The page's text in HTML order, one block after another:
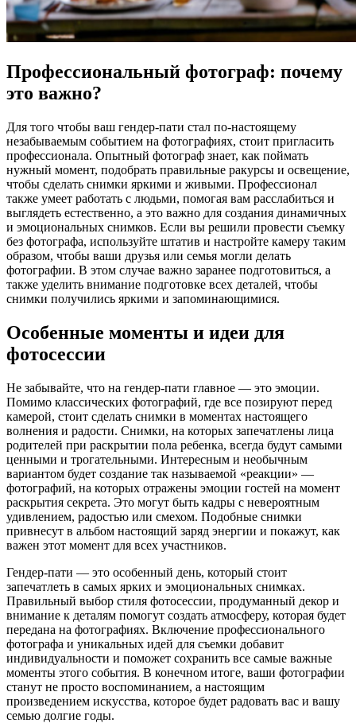
Профессиональный фотограф: почему
это важно?
Для того чтобы ваш гендер-пати стал по-настоящему
незабываемым событием на фотографиях, стоит пригласить
профессионала. Опытный фотограф знает, как поймать
нужный момент, подобрать правильные ракурсы и освещение,
чтобы сделать снимки яркими и живыми. Профессионал
также умеет работать с людьми, помогая вам расслабиться и
выглядеть естественно, а это важно для создания динамичных
и эмоциональных снимков. Если вы решили провести съемку
без фотографа, используйте штатив и настройте камеру таким
образом, чтобы ваши друзья или семья могли делать
фотографии. В этом случае важно заранее подготовиться, а
также уделить внимание подготовке всех деталей, чтобы
снимки получились яркими и запоминающимися.
Особенные моменты и идеи для
фотосессии
Не забывайте, что на гендер-пати главное — это эмоции.
Помимо классических фотографий, где все позируют перед
камерой, стоит сделать снимки в моментах настоящего
волнения и радости. Снимки, на которых запечатлены лица
родителей при раскрытии пола ребенка, всегда будут самыми
ценными и трогательными. Интересным и необычным
вариантом будет создание так называемой «реакции» —
фотографий, на которых отражены эмоции гостей на момент
раскрытия секрета. Это могут быть кадры с невероятным
удивлением, радостью или смехом. Подобные снимки
привнесут в альбом настоящий заряд энергии и покажут, как
важен этот момент для всех участников.
Гендер-пати — это особенный день, который стоит
запечатлеть в самых ярких и эмоциональных снимках.
Правильный выбор стиля фотосессии, продуманный декор и
внимание к деталям помогут создать атмосферу, которая будет
передана на фотографиях. Включение профессионального
фотографа и уникальных идей для съемки добавит
индивидуальности и поможет сохранить все самые важные
моменты этого события. В конечном итоге, ваши фотографии
станут не просто воспоминанием, а настоящим
произведением искусства, которое будет радовать вас и вашу
семью долгие годы.